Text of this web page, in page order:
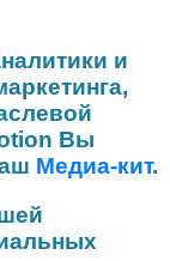
и
Вы
Медиа-кит.